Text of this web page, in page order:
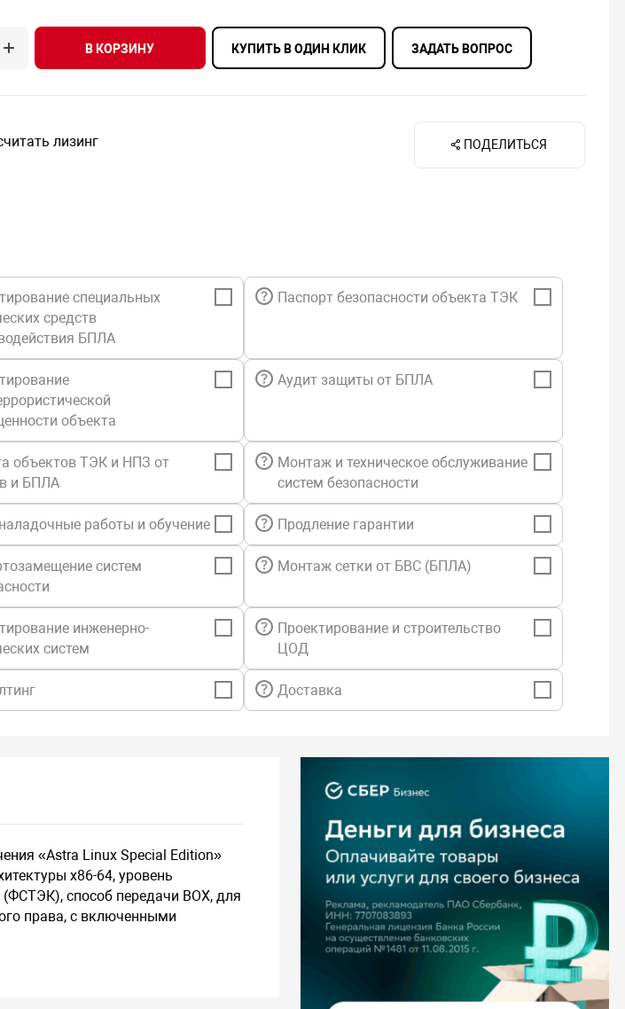
В КОРЗИНУ КУПИТЬ В ОДИН КЛИК ЗАДАТЬ ВОПРОС
лизинг ПОДЕЛИТЬСЯ
специальных
средств
БПЛА
Паспорт безопасности объекта ТЭК
объекта
Аудит защиты от БПЛА
объектов ТЭК и НПЗ от
и БПЛА
Монтаж и техническое обслуживание
систем безопасности
работы и обучение Продление гарантии
систем
Монтаж сетки от БВС (БПЛА)
инженерно-
систем
Проектирование и строительство
ЦОД
Доставка
«Astra Linux Special Edition»
х86-64, уровень
способ передачи BOX, для
права, с включенными